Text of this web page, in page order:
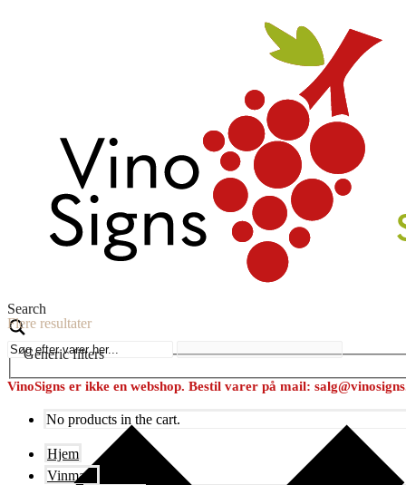
Search
Flere resultater
Generic filters
VinoSigns er ikke en webshop. Bestil varer på mail:
No products in the cart.
Hjem
Vinmark